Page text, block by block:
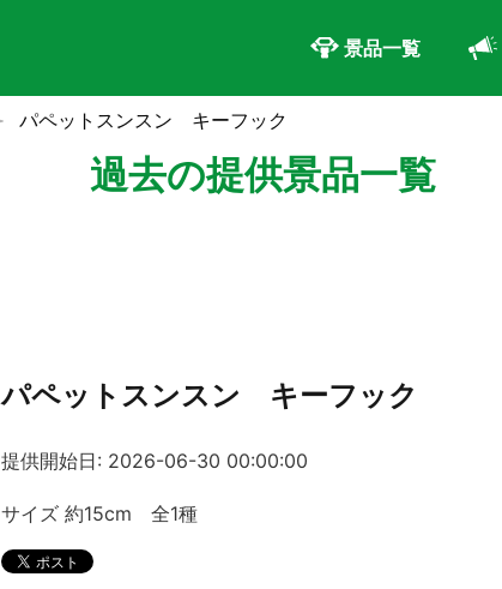
景品一覧
パペットスンスン キーフック
過去の提供景品一覧
パペットスンスン キーフック
提供開始日: 2026-06-30 00:00:00
サイズ 約15cm 全1種